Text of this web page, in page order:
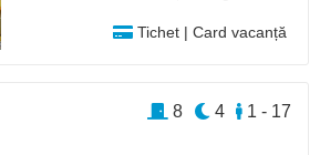
Tichet | Card vacanță
1 - 17
4
8